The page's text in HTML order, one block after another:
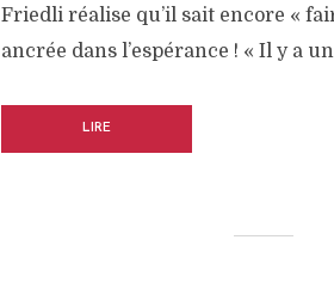
Friedli réalise qu’il sait encore «
ancrée dans l’espérance ! « Il y a
LIRE